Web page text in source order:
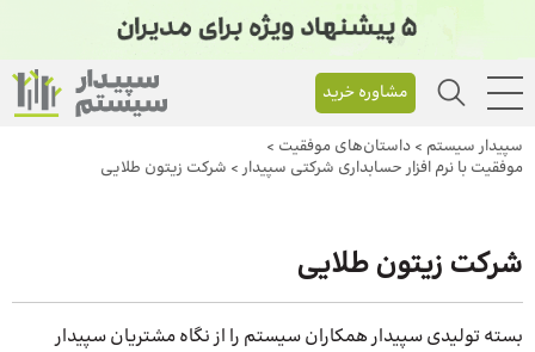
مشاوره خرید
سپیدار سیستم > داستان‌های موفقیت >
موفقیت با نرم افزار حسابداری شرکتی سپیدار> شرکت زیتون طلایی
شرکت زیتون طلایی
بسته تولیدی سپیدار همکاران سیستم را از نگاه مشتریان سپیدار